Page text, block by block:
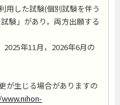
用した試験(個別試験を伴う
験」があり，両方出願する
年11月，2026年6月の
が生じる場合がありますの